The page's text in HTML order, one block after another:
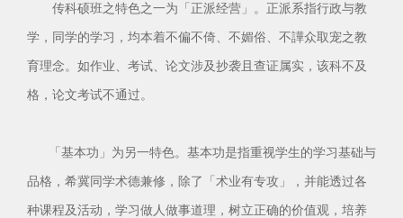
传科硕班之特色之一为「正派经营」。正派系指行政与教
学，同学的学习，均本着不偏不倚、不媚俗、不譁众取宠之教
育理念。如作业、考试、论文涉及抄袭且查证属实，该科不及
格，论文考试不通过。
「基本功」为另一特色。基本功是指重视学生的学习基础与
品格，希冀同学术德兼修，除了「术业有专攻」，并能透过各
种课程及活动，学习做人做事道理，树立正确的价值观，培养